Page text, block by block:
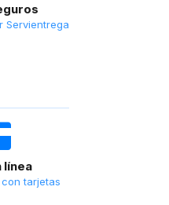
Servientrega
línea
tarjetas